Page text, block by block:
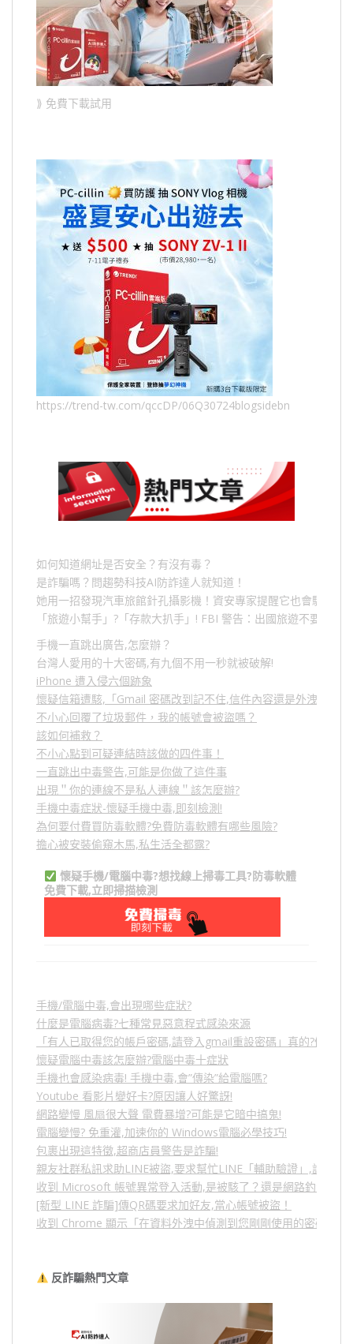
⟫ 免費下載試用
https://trend-tw.com/qccDP/06Q30724blogsidebn
如何知道網址是否安全？有沒有毒？
是詐騙嗎？問趨勢科技AI防詐達人就知道！
她用一招發現汽車旅館針孔攝影機！資安專家提醒它也會駭人成
「旅遊小幫手」 ? 「存款大扒手」 ! FBI 警告：出國旅遊不要做的
手機一直跳出廣告,怎麼辦？
台灣人愛用的十大密碼,有九個不用一秒就被破解!
iPhone 遭入侵六個跡象
懷疑信箱遭駭,「Gmail 密碼改到記不住,信件內容還是外洩？」,
不小心回覆了垃圾郵件，我的帳號會被盜嗎？
該如何補救？
不小心點到可疑連結時該做的四件事！
一直跳出中毒警告,可能是你做了這件事
出現＂你的連線不是私人連線＂該怎麼辦?
手機中毒症狀-懷疑手機中毒,即刻檢測!
為何要付費買防毒軟體?免費防毒軟體有哪些風險?
擔心被安裝偷窺木馬,私生活全都露?
懷疑手機/電腦中毒?想找線上掃毒工具?防毒軟體
免費下載,立即掃描檢測
手機/電腦中毒,會出現哪些症狀?
什麼是電腦病毒?七種常見惡意程式感染來源
「有人已取得您的帳戶密碼,請登入gmail重設密碼」真的?假的?5
懷疑電腦中毒該怎麼辦?電腦中毒十症狀
手機也會感染病毒! 手機中毒,會”傳染”給電腦嗎?
Youtube 看影片變好卡?原因讓人好驚訝!
網路變慢 風扇很大聲 電費暴增?可能是它暗中搞鬼!
電腦變慢? 免重灌,加速你的 Windows電腦必學技巧!
包裹出現這特徵,超商店員警告是詐騙!
親友社群私訊求助LINE被盜,要求幫忙LINE「輔助驗證」,詐騙
收到 Microsoft 帳號異常登入活動,是被駭了？還是網路釣魚？
[新型 LINE 詐騙]傳QR碼要求加好友,當心帳號被盜！
收到 Chrome 顯示「在資料外洩中偵測到您剛剛使用的密碼」
反詐騙熱門文章